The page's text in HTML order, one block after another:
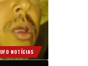
UFO NOTÍCIAS